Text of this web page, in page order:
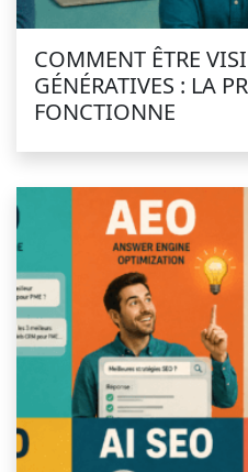
COMMENT ÊTRE
GÉNÉRATIVES : LA
FONCTIONNE